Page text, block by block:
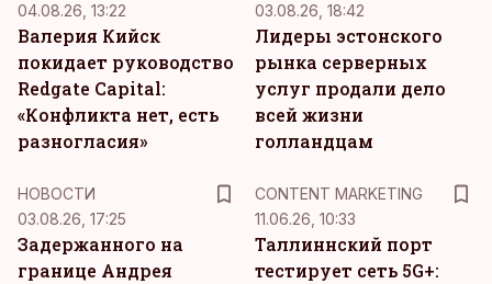
04.08.26, 13:22
Валерия Кийск
покидает руководство
Redgate Capital:
«Конфликта нет, есть
разногласия»
03.08.26, 18:42
Лидеры эстонского
рынка серверных
услуг продали дело
всей жизни
голландцам
НОВОСТИ
03.08.26, 17:25
Задержанного на
границе Андрея
CONTENT MARKETING
11.06.26, 10:33
Таллиннский порт
тестирует сеть 5G+: